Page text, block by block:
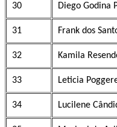
30 Diego Godina
31 Frank dos
32 Kamila
33 Leticia
34 Lucilene